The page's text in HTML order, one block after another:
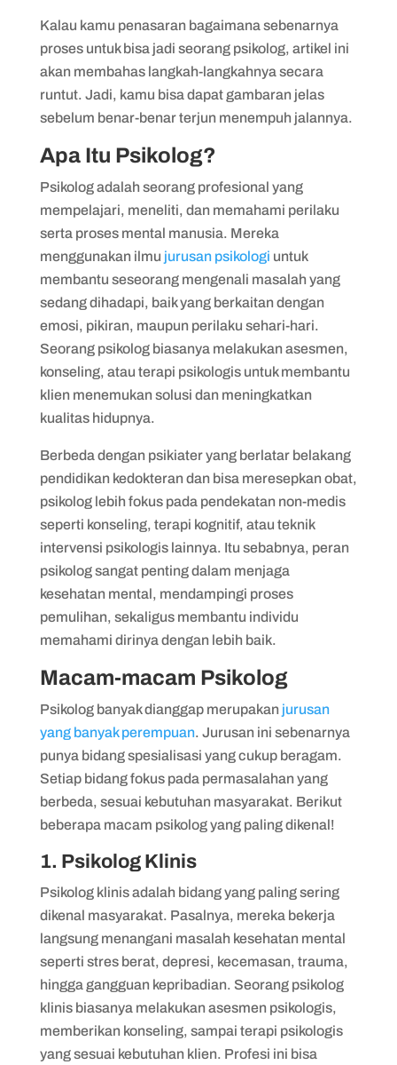
Izin Praktik
5. Pengembangan Profesional
Kalau kamu penasaran bagaimana sebenarnya
proses untuk bisa jadi seorang psikolog, artikel ini
akan membahas langkah-langkahnya secara
runtut. Jadi, kamu bisa dapat gambaran jelas
sebelum benar-benar terjun menempuh jalannya.
Apa Itu Psikolog?
Psikolog adalah seorang profesional yang
mempelajari, meneliti, dan memahami perilaku
serta proses mental manusia. Mereka
menggunakan ilmu jurusan psikologi untuk
membantu seseorang mengenali masalah yang
sedang dihadapi, baik yang berkaitan dengan
emosi, pikiran, maupun perilaku sehari-hari.
Seorang psikolog biasanya melakukan asesmen,
konseling, atau terapi psikologis untuk membantu
klien menemukan solusi dan meningkatkan
kualitas hidupnya.
Berbeda dengan psikiater yang berlatar belakang
pendidikan kedokteran dan bisa meresepkan obat,
psikolog lebih fokus pada pendekatan non-medis
seperti konseling, terapi kognitif, atau teknik
intervensi psikologis lainnya. Itu sebabnya, peran
psikolog sangat penting dalam menjaga
kesehatan mental, mendampingi proses
pemulihan, sekaligus membantu individu
memahami dirinya dengan lebih baik.
Macam-macam Psikolog
Psikolog banyak dianggap merupakan jurusan
yang banyak perempuan. Jurusan ini sebenarnya
punya bidang spesialisasi yang cukup beragam.
Setiap bidang fokus pada permasalahan yang
berbeda, sesuai kebutuhan masyarakat. Berikut
beberapa macam psikolog yang paling dikenal!
1. Psikolog Klinis
Psikolog klinis adalah bidang yang paling sering
dikenal masyarakat. Pasalnya, mereka bekerja
langsung menangani masalah kesehatan mental
seperti stres berat, depresi, kecemasan, trauma,
hingga gangguan kepribadian. Seorang psikolog
klinis biasanya melakukan asesmen psikologis,
memberikan konseling, sampai terapi psikologis
yang sesuai kebutuhan klien. Profesi ini bisa